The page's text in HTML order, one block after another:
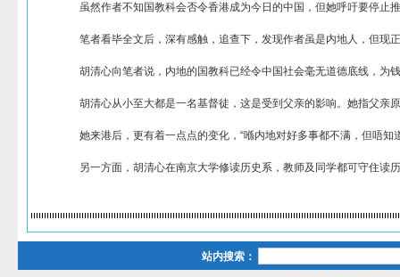
虽然作者不知国教科会否令香港成为今日的中国，但她呼吁要停
笔者看毕全文后，深有感触，追查下，发现作者虽是内地人，但现
胡清心向笔者说，内地的国教科已经令中国社会毫无道德底线，为
胡清心从小至大都是一名基督徒，这是受到父亲的影响。她指父亲
她来港后，更有着一点点的变化，“喺内地对好多事都不满，但唔
另一方面，胡清心在南京大学修读历史系，教师及同学都可守住读
站内搜索：